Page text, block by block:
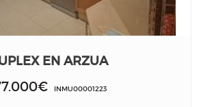
EN ARZUA
INMU00001223